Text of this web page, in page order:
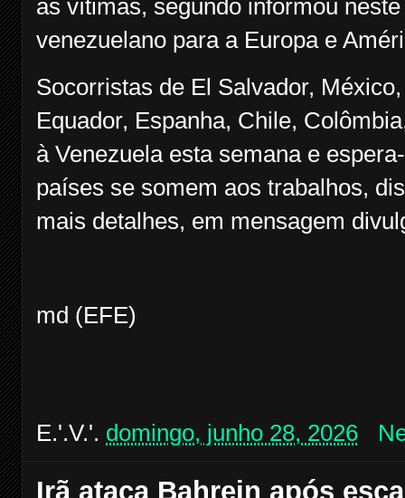
às vítimas, segundo informou
venezuelano para a Europa e
Socorristas de El Salvador,
Equador, Espanha, Chile,
à Venezuela esta semana e
países se somem aos trabalhos,
mais detalhes, em mensagem
md (EFE)
E.'.V.'. domingo, junho 28, 2026
Irã ataca Bahrein após